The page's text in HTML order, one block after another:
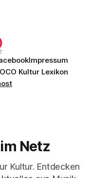
Wiesbaden, an dem
Impressum
Kultur Lexikon
Netz
Kultur. Entdecken